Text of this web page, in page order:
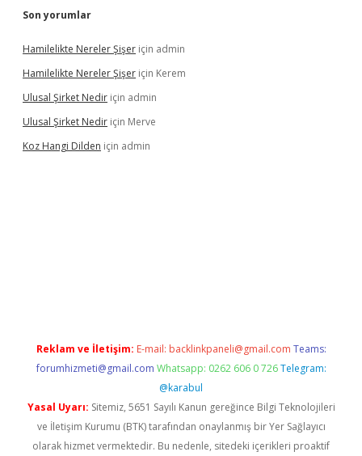
Son yorumlar
Hamilelikte Nereler Şişer için admin
Hamilelikte Nereler Şişer için Kerem
Ulusal Şirket Nedir için admin
Ulusal Şirket Nedir için Merve
Koz Hangi Dilden için admin
Reklam ve İletişim: E-mail: backlinkpaneli@gmail.com Teams:
forumhizmeti@gmail.com Whatsapp: 0262 606 0 726 Telegram:
@karabul
Yasal Uyarı: Sitemiz, 5651 Sayılı Kanun gereğince Bilgi Teknolojileri
ve İletişim Kurumu (BTK) tarafından onaylanmış bir Yer Sağlayıcı
olarak hizmet vermektedir. Bu nedenle, sitedeki içerikleri proaktif